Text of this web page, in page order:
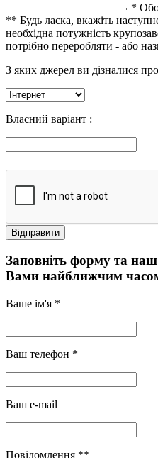
*
** Будь ласка, вкажіть
необхідна потужність
потрібно переробляти - або
З яких джерел ви дізналися
Власний варіант :
Заповніть форму та
Вами найближчим
Ваше ім'я *
Ваш телефон *
Ваш e-mail
Повідомлення **